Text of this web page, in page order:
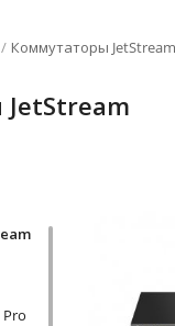
Коммутаторы JetStream